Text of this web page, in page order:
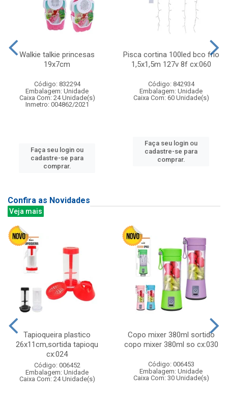
Walkie talkie princesas
19x7cm
Código: 832294
Embalagem: Unidade
Caixa Com: 24 Unidade(s)
Inmetro: 004862/2021
Faça seu login ou
cadastre-se para
comprar.
Pisca cortina 100led bco frio
1,5x1,5m 127v 8f cx:060
Código: 842934
Embalagem: Unidade
Caixa Com: 60 Unidade(s)
Faça seu login ou
cadastre-se para
comprar.
Confira as Novidades
Veja mais
Tapioqueira plastico
26x11cm,sortida tapioqu
cx:024
Código: 006452
Embalagem: Unidade
Caixa Com: 24 Unidade(s)
Copo mixer 380ml sortido
copo mixer 380ml so cx:030
Código: 006453
Embalagem: Unidade
Caixa Com: 30 Unidade(s)